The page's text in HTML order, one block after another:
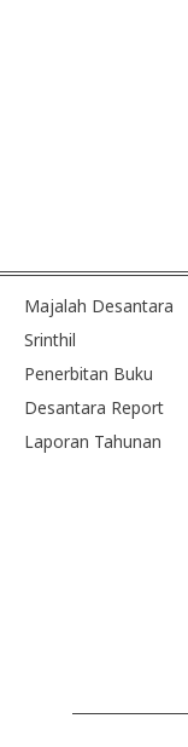
Majalah Desantara
Srinthil
Penerbitan Buku
Desantara Report
Laporan Tahunan